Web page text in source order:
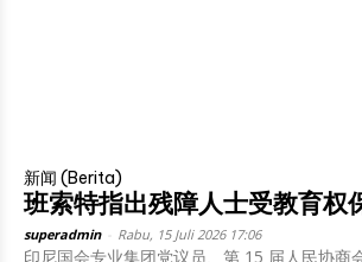
新闻 (Berita)
班索特指出残障人士受教育权
superadmin Rabu, 15 Juli 2026 17:06
印尼国会专业集团党议员、第 15 届人民协商